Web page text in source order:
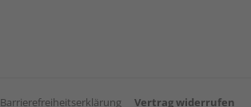
Barrierefreiheitserklärung Vertrag widerrufen